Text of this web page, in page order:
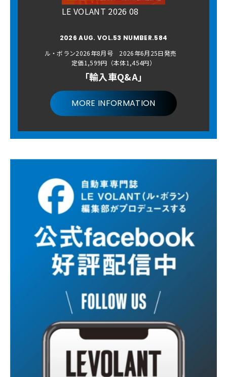
LE VOLANT 2026 08
2026 AUG. VOL.53 NUMBER.584
ル・ボラン2026年8月号 2026年6月25日発売
定価1,599円（本体1,454円）
「輸入車Q&A」
MORE INFORMATION